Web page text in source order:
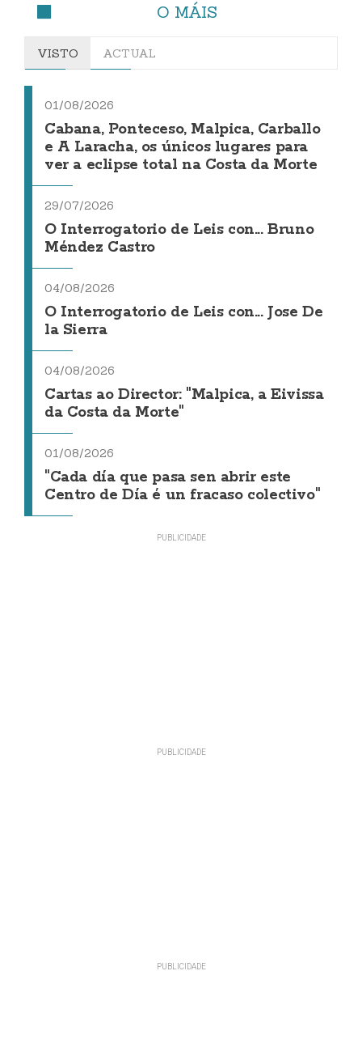
O MÁIS
VISTO ACTUAL
01/08/2026
Cabana, Ponteceso, Malpica, Carballo
e A Laracha, os únicos lugares para
ver a eclipse total na Costa da Morte
29/07/2026
O Interrogatorio de Leis con... Bruno
Méndez Castro
04/08/2026
O Interrogatorio de Leis con... Jose De
la Sierra
04/08/2026
Cartas ao Director: "Malpica, a Eivissa
da Costa da Morte"
01/08/2026
"Cada día que pasa sen abrir este
Centro de Día é un fracaso colectivo"